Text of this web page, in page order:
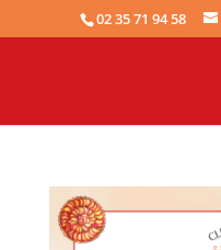
02 35 71 94 58